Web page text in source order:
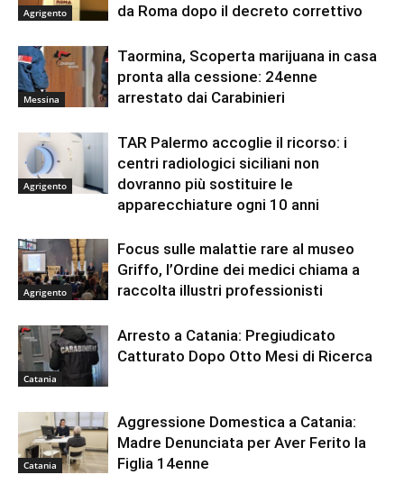
Agrigento
da Roma dopo il decreto correttivo
Messina
Taormina, Scoperta marijuana in casa
pronta alla cessione: 24enne
arrestato dai Carabinieri
Agrigento
TAR Palermo accoglie il ricorso: i
centri radiologici siciliani non
dovranno più sostituire le
apparecchiature ogni 10 anni
Agrigento
Focus sulle malattie rare al museo
Griffo, l’Ordine dei medici chiama a
raccolta illustri professionisti
Catania
Arresto a Catania: Pregiudicato
Catturato Dopo Otto Mesi di Ricerca
Catania
Aggressione Domestica a Catania:
Madre Denunciata per Aver Ferito la
Figlia 14enne